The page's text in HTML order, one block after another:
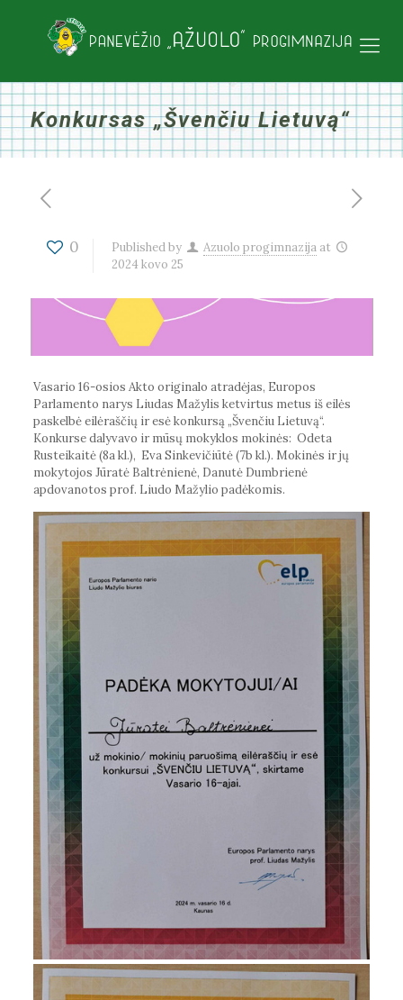
Konkursas „Švenčiu Lietuvą“
0 Published by Azuolo progimnazija at
2024 kovo 25
Vasario 16-osios Akto originalo atradėjas, Europos
Parlamento narys Liudas Mažylis ketvirtus metus iš eilės
paskelbė eilėraščių ir esė konkursą „Švenčiu Lietuvą“.
Konkurse dalyvavo ir mūsų mokyklos mokinės: Odeta
Rusteikaitė (8a kl.), Eva Sinkevičiūtė (7b kl.). Mokinės ir jų
mokytojos Jūratė Baltrėnienė, Danutė Dumbrienė
apdovanotos prof. Liudo Mažylio padėkomis.